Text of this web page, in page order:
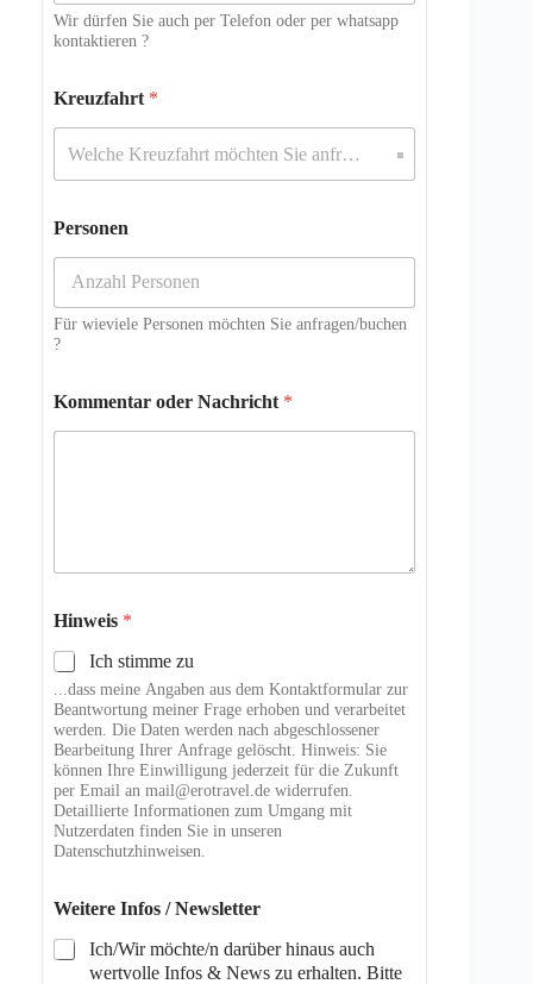
Wir dürfen Sie auch per Telefon oder per whatsapp
kontaktieren ?
Kreuzfahrt *
Personen
Für wieviele Personen möchten Sie anfragen/buchen
?
Kommentar oder Nachricht *
Hinweis *
Ich stimme zu
...dass meine Angaben aus dem Kontaktformular zur
Beantwortung meiner Frage erhoben und verarbeitet
werden. Die Daten werden nach abgeschlossener
Bearbeitung Ihrer Anfrage gelöscht. Hinweis: Sie
können Ihre Einwilligung jederzeit für die Zukunft
per Email an mail@erotravel.de widerrufen.
Detaillierte Informationen zum Umgang mit
Nutzerdaten finden Sie in unseren
Datenschutzhinweisen.
Weitere Infos / Newsletter
Ich/Wir möchte/n darüber hinaus auch
wertvolle Infos & News zu erhalten. Bitte